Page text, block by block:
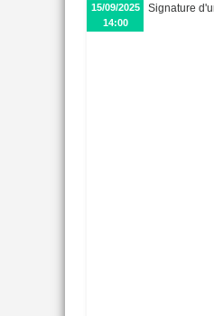
15/09/2025
14:00
Signature